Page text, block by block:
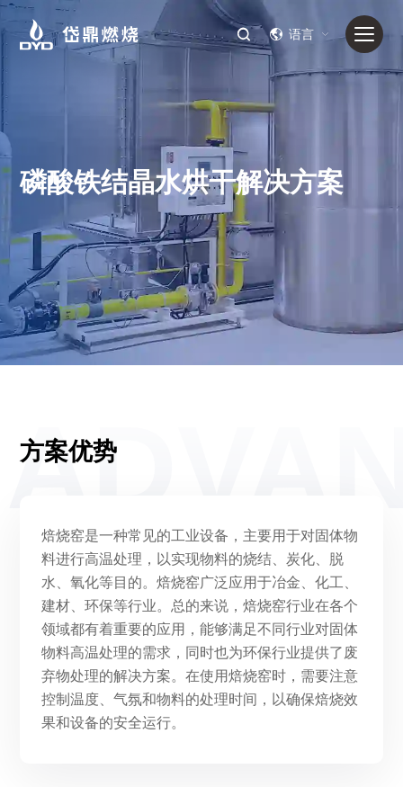
语言
磷酸铁结晶水烘干解决方案
方案优势
焙烧窑是一种常见的工业设备，主要用于对固体物
料进行高温处理，以实现物料的烧结、炭化、脱
水、氧化等目的。焙烧窑广泛应用于冶金、化工、
建材、环保等行业。总的来说，焙烧窑行业在各个
领域都有着重要的应用，能够满足不同行业对固体
物料高温处理的需求，同时也为环保行业提供了废
弃物处理的解决方案。在使用焙烧窑时，需要注意
控制温度、气氛和物料的处理时间，以确保焙烧效
果和设备的安全运行。